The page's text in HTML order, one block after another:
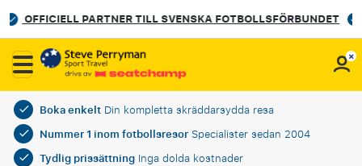
Lokal expertis – personlig service på Svenska
Boka enkeltDin kompletta skräddarsydda resa
Nummer 1 inom fotbollsresorSpecialister sedan 2004
Tydlig prissättningInga dolda kostnader